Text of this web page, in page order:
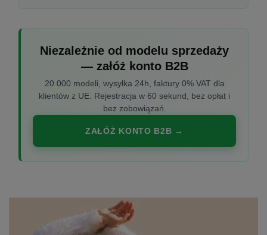
Niezależnie od modelu sprzedaży
— załóż konto B2B
20 000 modeli, wysyłka 24h, faktury 0% VAT dla
klientów z UE. Rejestracja w 60 sekund, bez opłat i
bez zobowiązań.
ZAŁÓŻ KONTO B2B →